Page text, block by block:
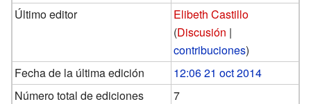
Último editor
Elibeth Castillo
(Discusión |
contribuciones)
Fecha de la última edición
12:06 21 oct 2014
Número total de ediciones
7